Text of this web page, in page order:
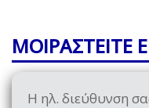
ΜΟΙΡΑΣΤΕΙΤΕ
Η ηλ. διεύθυνση